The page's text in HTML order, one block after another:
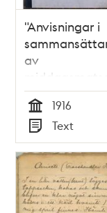
"Anvisningar i
av
1916
Tid
1916
Typ
Text